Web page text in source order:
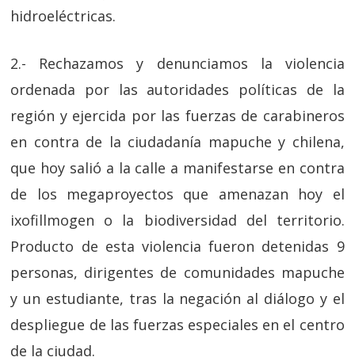
hidroeléctricas.
2.- Rechazamos y denunciamos la violencia
ordenada por las autoridades políticas de la
región y ejercida por las fuerzas de carabineros
en contra de la ciudadanía mapuche y chilena,
que hoy salió a la calle a manifestarse en contra
de los megaproyectos que amenazan hoy el
ixofillmogen o la biodiversidad del territorio.
Producto de esta violencia fueron detenidas 9
personas, dirigentes de comunidades mapuche
y un estudiante, tras la negación al diálogo y el
despliegue de las fuerzas especiales en el centro
de la ciudad.